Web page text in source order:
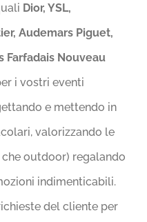
Dior, YSL,
Audemars Piguet,
Farfadais Nouveau
i vostri eventi
e mettendo in
valorizzando le
outdoor) regalando
indimenticabili.
del cliente per